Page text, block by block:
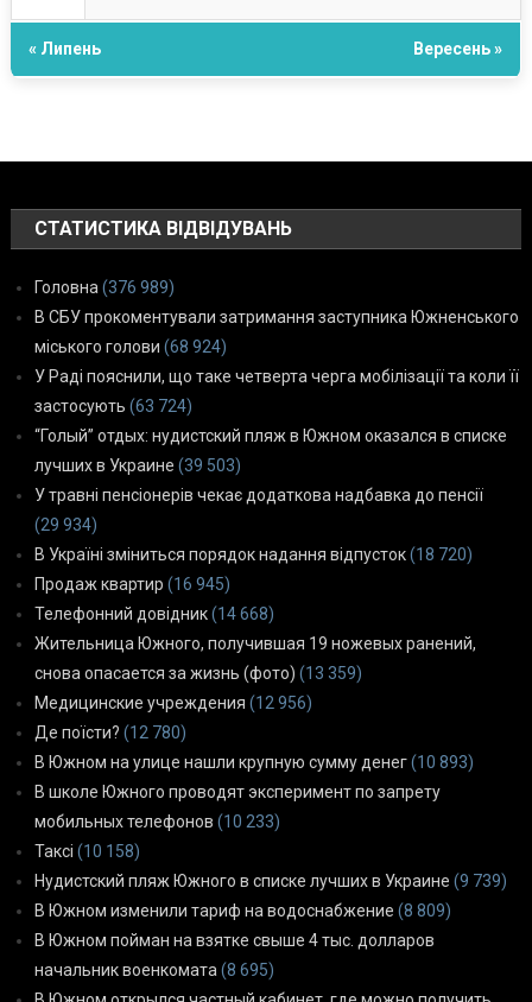
« Липень Вересень »
СТАТИСТИКА ВІДВІДУВАНЬ
Головна (376 989)
В СБУ прокоментували затримання заступника Южненського
міського голови (68 924)
У Раді пояснили, що таке четверта черга мобілізації та коли її
застосують (63 724)
“Голый” отдых: нудистский пляж в Южном оказался в списке
лучших в Украине (39 503)
У травні пенсіонерів чекає додаткова надбавка до пенсії
(29 934)
В Україні зміниться порядок надання відпусток(18 720)
Продаж квартир (16 945)
Телефонний довідник(14 668)
Жительница Южного, получившая 19 ножевых ранений,
снова опасается за жизнь (фото) (13 359)
Медицинские учреждения (12 956)
Де поїсти? (12 780)
В Южном на улице нашли крупную сумму денег(10 893)
В школе Южного проводят эксперимент по запрету
мобильных телефонов (10 233)
Таксі (10 158)
Нудистский пляж Южного в списке лучших в Украине (9 739)
В Южном изменили тариф на водоснабжение (8 809)
В Южном пойман на взятке свыше 4 тыс. долларов
начальник военкомата (8 695)